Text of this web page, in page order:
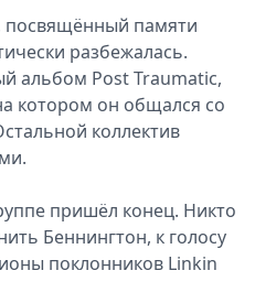
посвящённый памяти
разбежалась.
альбом Post Traumatic,
котором он общался со
коллектив
пришёл конец. Никто
Беннингтон, к голосу
поклонников Linkin